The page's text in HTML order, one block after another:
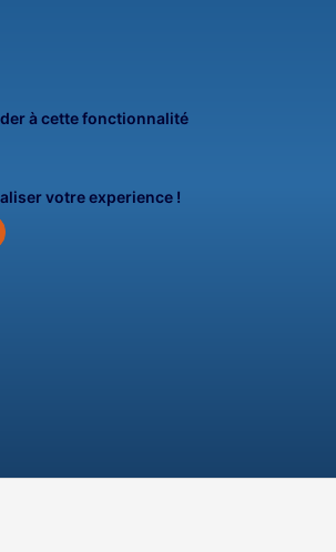
à cette fonctionnalité
votre experience !